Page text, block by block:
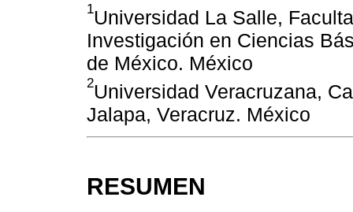
1Universidad La Salle,
Investigación en Ciencias
de México. México
2Universidad Veracruzana,
Jalapa, Veracruz. México
RESUMEN